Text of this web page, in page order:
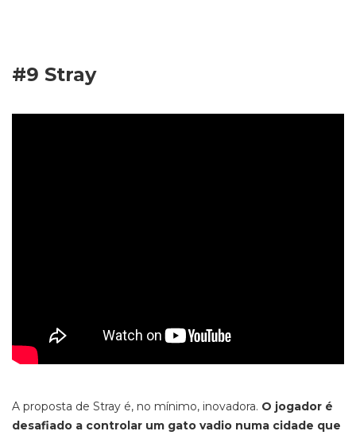
#9 Stray
A proposta de Stray é, no mínimo, inovadora. O jogador é
desafiado a controlar um gato vadio numa cidade que